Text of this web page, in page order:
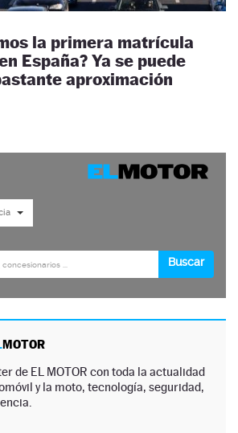
la primera matrícula
España? Ya se puede
aproximación
MOTOR
de EL MOTOR con toda la actualidad
y la moto, tecnología, seguridad,